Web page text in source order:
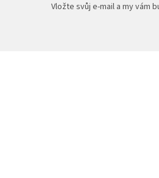
Vložte svůj e-mail a my vám